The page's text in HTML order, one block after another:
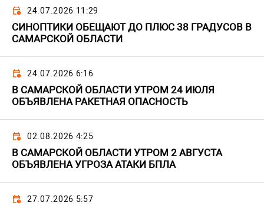
24.07.2026 11:29
СИНОПТИКИ ОБЕЩАЮТ ДО ПЛЮС 38 ГРАДУСОВ В
САМАРСКОЙ ОБЛАСТИ
24.07.2026 6:16
В САМАРСКОЙ ОБЛАСТИ УТРОМ 24 ИЮЛЯ
ОБЪЯВЛЕНА РАКЕТНАЯ ОПАСНОСТЬ
02.08.2026 4:25
В САМАРСКОЙ ОБЛАСТИ УТРОМ 2 АВГУСТА
ОБЪЯВЛЕНА УГРОЗА АТАКИ БПЛА
27.07.2026 5:57